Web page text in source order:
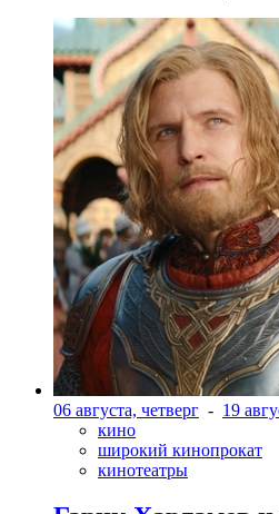
06 августа, четверг - 19
кино
широкий кинопрокат
кинотеатры